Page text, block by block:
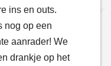
ins en outs.
nog op een
aanrader! We
drankje op het